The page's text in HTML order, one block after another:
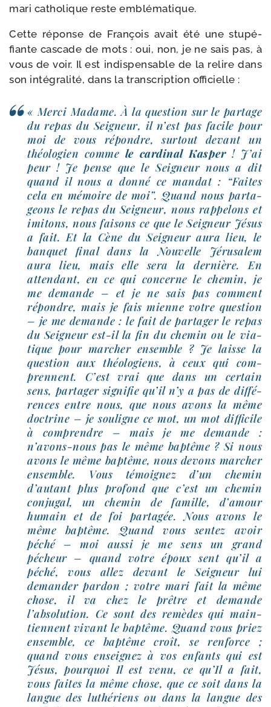
mari catho­lique reste emblématique.
Cette réponse de François avait été une stu­pé­
fiante cas­cade de mots : oui, non, je ne sais pas, à
vous de voir. Il est indis­pen­sable de la relire dans
son inté­gra­li­té, dans la trans­crip­tion officielle :
« Merci Madame. À la ques­tion sur le par­tage
du repas du Seigneur, il n’est pas facile pour
moi de vous répondre, sur­tout devant un
théo­lo­gien comme le car­di­nal Kasper! J’ai
peur ! Je pense que le Seigneur nous a dit
quand il nous a don­né ce man­dat : “Faites
cela en mémoire de moi”. Quand nous par­ta­
geons le repas du Seigneur, nous rap­pe­lons et
imi­tons, nous fai­sons ce que le Seigneur Jésus
a fait. Et la Cène du Seigneur aura lieu, le
ban­quet final dans la Nouvelle Jérusalem
aura lieu, mais elle sera la der­nière. En
atten­dant, en ce qui concerne le che­min, je
me demande – et je ne sais pas com­ment
répondre, mais je fais mienne votre ques­tion
– je me demande : le fait de par­ta­ger le repas
du Seigneur est-​il la fin du che­min ou le via­
tique pour mar­cher ensemble ? Je laisse la
ques­tion aux théo­lo­giens, à ceux qui com­
prennent. C’est vrai que dans un cer­tain
sens, par­ta­ger signi­fie qu’il n’y a pas de dif­fé­
rences entre nous, que nous avons la même
doc­trine – je sou­ligne ce mot, un mot dif­fi­cile
à com­prendre – mais je me demande :
n’avons-nous pas le même bap­tême ? Si nous
avons le même bap­tême, nous devons mar­cher
ensemble. Vous témoi­gnez d’un che­min
d’autant plus pro­fond que c’est un che­min
conju­gal, un che­min de famille, d’amour
humain et de foi par­ta­gée. Nous avons le
même bap­tême. Quand vous sen­tez avoir
péché – moi aus­si je me sens un grand
pécheur – quand votre époux sent qu’il a
péché, vous allez devant le Seigneur lui
deman­der par­don ; votre mari fait la même
chose, il va chez le prêtre et demande
l’absolution. Ce sont des remèdes qui main­
tiennent vivant le bap­tême. Quand vous priez
ensemble, ce bap­tême croît, se ren­force ;
quand vous ensei­gnez à vos enfants qui est
Jésus, pour­quoi Il est venu, ce qu’Il a fait,
vous faites la même chose, que ce soit dans la
langue des luthé­riens ou dans la langue des